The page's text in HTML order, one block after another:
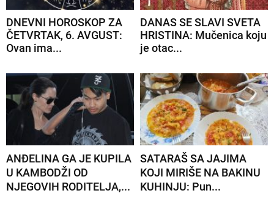
DNEVNI HOROSKOP ZA
ČETVRTAK, 6. AVGUST:
Ovan ima...
DANAS SE SLAVI SVETA
HRISTINA: Mučenica koju
je otac...
ANĐELINA GA JE KUPILA
U KAMBODŽI OD
NJEGOVIH RODITELJA,...
SATARAŠ SA JAJIMA
KOJI MIRIŠE NA BAKINU
KUHINJU: Pun...